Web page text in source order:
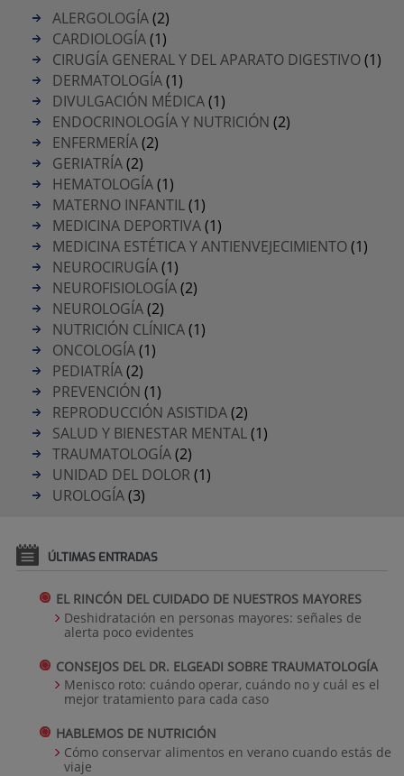
ALERGOLOGÍA(2)
CARDIOLOGÍA(1)
CIRUGÍA GENERAL Y DEL APARATO DIGESTIVO(1)
DERMATOLOGÍA(1)
DIVULGACIÓN MÉDICA(1)
ENDOCRINOLOGÍA Y NUTRICIÓN (2)
ENFERMERÍA(2)
GERIATRÍA(2)
HEMATOLOGÍA(1)
MATERNO INFANTIL(1)
MEDICINA DEPORTIVA(1)
MEDICINA ESTÉTICA Y ANTIENVEJECIMIENTO(1)
NEUROCIRUGÍA(1)
NEUROFISIOLOGÍA(2)
NEUROLOGÍA(2)
NUTRICIÓN CLÍNICA(1)
ONCOLOGÍA(1)
PEDIATRÍA(2)
PREVENCIÓN (1)
REPRODUCCIÓN ASISTIDA(2)
SALUD Y BIENESTAR MENTAL(1)
TRAUMATOLOGÍA(2)
UNIDAD DEL DOLOR(1)
UROLOGÍA(3)
ÚLTIMAS ENTRADAS
EL RINCÓN DEL CUIDADO DE NUESTROS MAYORES
Deshidratación en personas mayores: señales de
alerta poco evidentes
CONSEJOS DEL DR. ELGEADI SOBRE TRAUMATOLOGÍA
Menisco roto: cuándo operar, cuándo no y cuál es el
mejor tratamiento para cada caso
HABLEMOS DE NUTRICIÓN
Cómo conservar alimentos en verano cuando estás de
viaje